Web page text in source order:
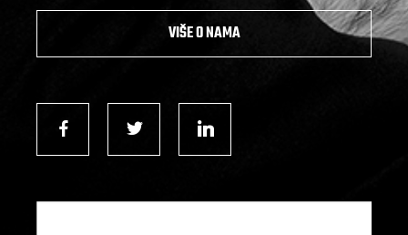
VIŠE O NAMA